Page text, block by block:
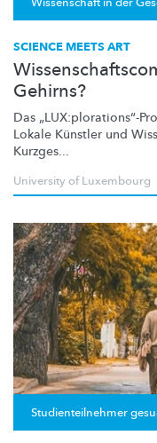
SCIENCE MEETS ART
Gehirns?
Das „LUX:plorations“-
Lokale Künstler und
Kurzges...
University of Luxembourg
Studienteilnehmer